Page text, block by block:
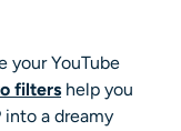
your YouTube
filters help you
into a dreamy